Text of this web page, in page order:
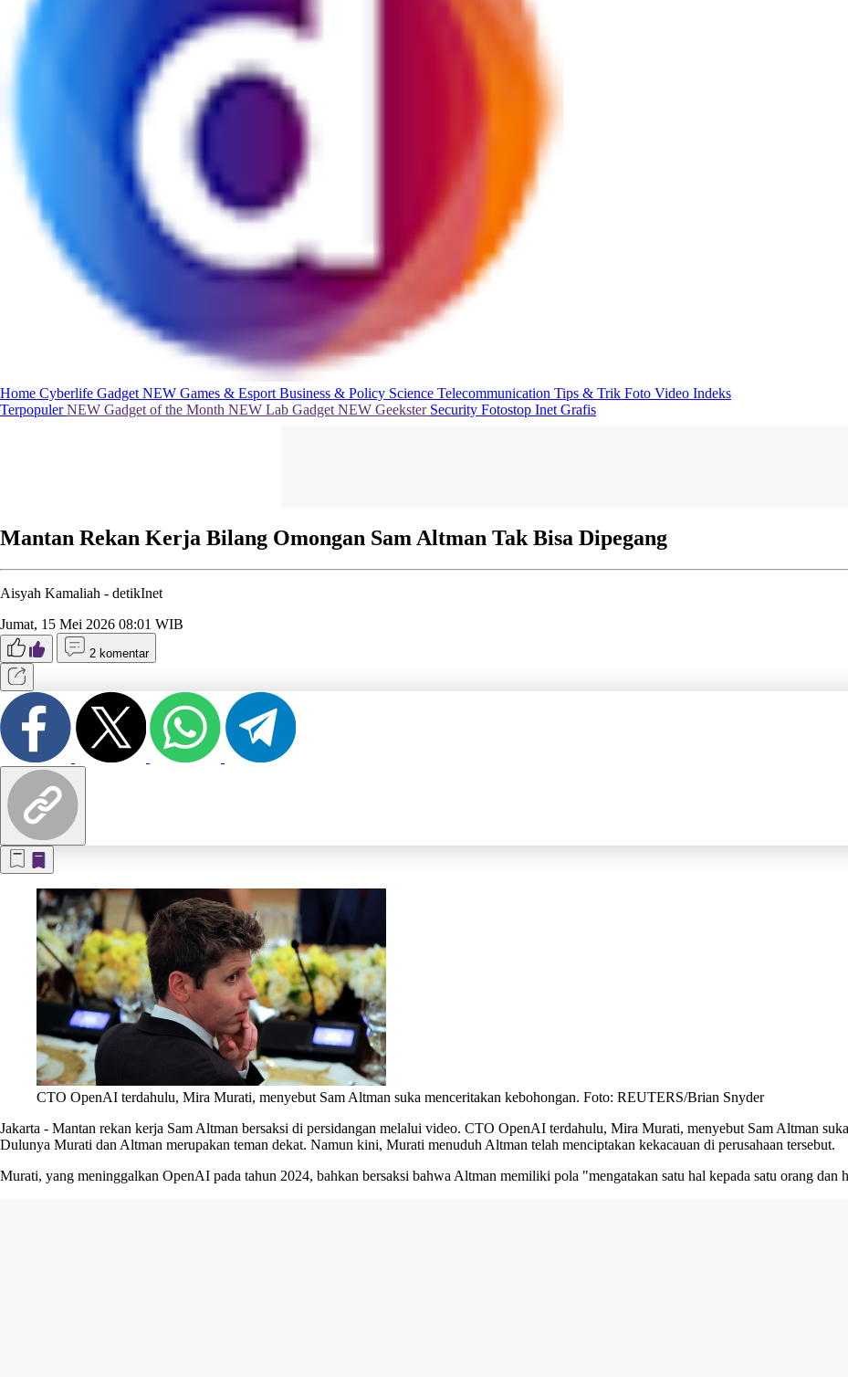
Home Cyberlife Gadget NEW Games & Esport Business & Policy Science Telecommunication Tips & Trik Foto Video Indeks
TerpopulerNEW Gadget of the Month NEW Lab Gadget NEW Geekster Security Fotostop Inet Grafis
Mantan Rekan Kerja Bilang Omongan Sam Altman Tak Bisa Dipegang
Aisyah Kamaliah - detikInet
Jumat, 15 Mei 2026 08:01 WIB
2 komentar
CTO OpenAI terdahulu, Mira Murati, menyebut Sam Altman suka menceritakan kebohongan. Foto: REUTERS/Brian Snyder
Jakarta - Mantan rekan kerja Sam Altman bersaksi di persidangan melalui video. CTO OpenAI terdahulu, Mira Murati, menyebut Sam Altman
Dulunya Murati dan Altman merupakan teman dekat. Namun kini, Murati menuduh Altman telah menciptakan kekacauan di perusahaan tersebut.
Murati, yang meninggalkan OpenAI pada tahun 2024, bahkan bersaksi bahwa Altman memiliki pola "mengatakan satu hal kepada satu orang dan